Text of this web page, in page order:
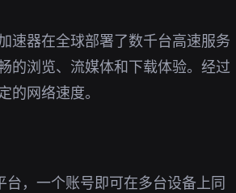
速器在全球部署了数千台高速服务
的浏览、流媒体和下载体验。经过
网络速度。
，一个账号即可在多台设备上同